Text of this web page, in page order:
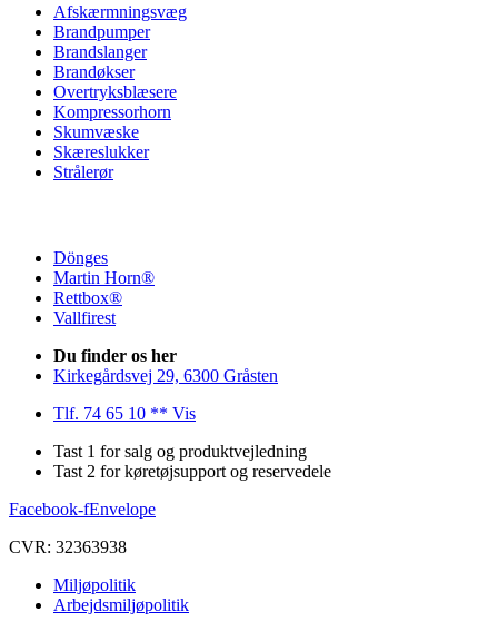
Afskærmningsvæg
Brandpumper
Brandslanger
Brandøkser
Overtryksblæsere
Kompressorhorn
Skumvæske
Skæreslukker
Strålerør
Dönges
Martin Horn®
Rettbox®
Vallfirest
Du finder os her
Kirkegårdsvej 29, 6300 Gråsten
Tlf. 74 65 10 ** Vis
Tast 1 for salg og produktvejledning
Tast 2 for køretøjsupport og reservedele
Facebook-fEnvelope
CVR: 32363938
Miljøpolitik
Arbejdsmiljøpolitik